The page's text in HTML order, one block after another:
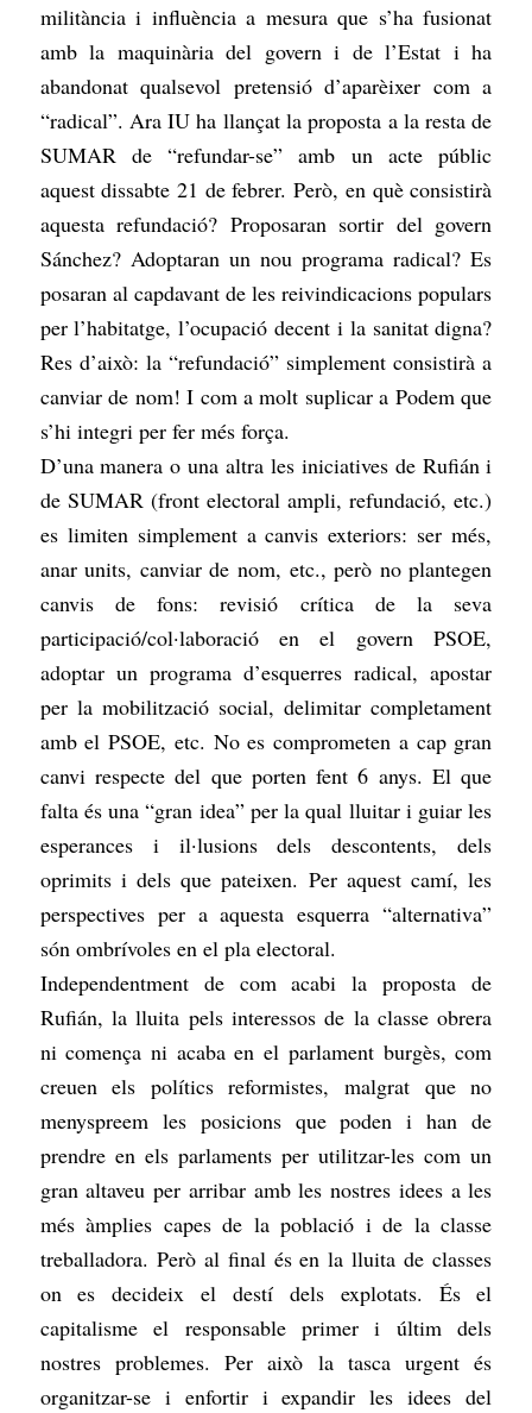
militància i influència a mesura que s’ha fusionat
amb la maquinària del govern i de l’Estat i ha
abandonat qualsevol pretensió d’aparèixer com a
“radical”. Ara IU ha llançat la proposta a la resta de
SUMAR de “refundar-se” amb un acte públic
aquest dissabte 21 de febrer. Però, en què consistirà
aquesta refundació? Proposaran sortir del govern
Sánchez? Adoptaran un nou programa radical? Es
posaran al capdavant de les reivindicacions populars
per l’habitatge, l’ocupació decent i la sanitat digna?
Res d’això: la “refundació” simplement consistirà a
canviar de nom! I com a molt suplicar a Podem que
s’hi integri per fer més força.
D’una manera o una altra les iniciatives de Rufián i
de SUMAR (front electoral ampli, refundació, etc.)
es limiten simplement a canvis exteriors: ser més,
anar units, canviar de nom, etc., però no plantegen
canvis de fons: revisió crítica de la seva
participació/col·laboració en el govern PSOE,
adoptar un programa d’esquerres radical, apostar
per la mobilització social, delimitar completament
amb el PSOE, etc. No es comprometen a cap gran
canvi respecte del que porten fent 6 anys. El que
falta és una “gran idea” per la qual lluitar i guiar les
esperances i il·lusions dels descontents, dels
oprimits i dels que pateixen. Per aquest camí, les
perspectives per a aquesta esquerra “alternativa”
són ombrívoles en el pla electoral.
Independentment de com acabi la proposta de
Rufián, la lluita pels interessos de la classe obrera
ni comença ni acaba en el parlament burgès, com
creuen els polítics reformistes, malgrat que no
menyspreem les posicions que poden i han de
prendre en els parlaments per utilitzar-les com un
gran altaveu per arribar amb les nostres idees a les
més àmplies capes de la població i de la classe
treballadora. Però al final és en la lluita de classes
on es decideix el destí dels explotats. És el
capitalisme el responsable primer i últim dels
nostres problemes. Per això la tasca urgent és
organitzar-se i enfortir i expandir les idees del